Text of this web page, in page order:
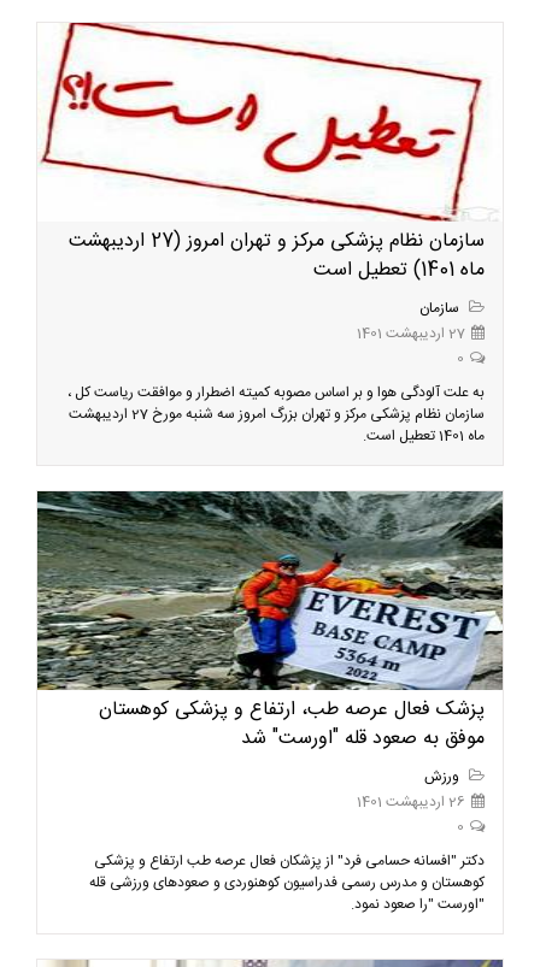
سازمان نظام پزشکی مرکز و تهران امروز (27 اردیبهشت
ماه 1401) تعطیل است
سازمان
27 اردیبهشت 1401
0
به علت آلودگی هوا و بر اساس مصوبه کمیته اضطرار و موافقت ریاست کل ،
سازمان نظام پزشکی مرکز و تهران بزرگ امروز سه شنبه مورخ 27 اردیبهشت
ماه 1401 تعطیل است.
پزشک فعال عرصه طب، ارتفاع و پزشکی کوهستان
موفق به صعود قله "اورست" شد
ورزش
26 اردیبهشت 1401
0
دکتر "افسانه حسامی فرد" از پزشکان فعال عرصه طب ارتفاع و پزشکی
کوهستان و مدرس رسمی فدراسیون کوهنوردی و صعودهای ورزشی قله
"اورست "را صعود نمود.